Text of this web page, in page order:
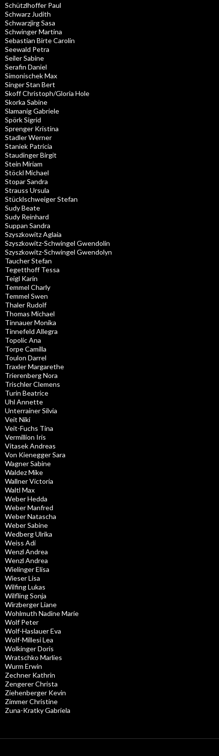
Schützlhoffer Paul
Schwarz Judith
Schwarzjirg Sasa
Schwinger Martina
Sebastian Birte Carolin
Seewald Petra
Seiler Sabine
Serafin Daniel
Simonischek Max
Singer Stan Bert
Skoff Christoph/Gloria Hole
Skorka Sabine
Slamanig Gabriele
Spörk Sigrid
Sprenger Kristina
Stadler Werner
Staniek Patricia
Staudinger Birgit
Stein Miriam
Stöckl Michael
Stopar Sandra
Strauss Ursula
Stücklschweiger Stefan
Sudy Beate
Sudy Reinhard
Suppan Sandra
Szyszkowitz Aglaia
Szyszkowitz-Schwingel Gwendolin
Szyszkowitz-Schwingel Gwendolyn
Taucher Stefan
Tegetthoff Tessa
Teigl Karin
Temmel Charly
Temmel Swen
Thaler Rudolf
Thomas Michael
Tinnauer Monika
Tinnefeld Allegra
Topolic Ana
Torpe Camilla
Toulon Darrel
Traxler Margarethe
Trierenberg Nora
Trischler Clemens
Turin Beatrice
Uhl Annette
Unterrainer Silvia
Veit Niki
Veit-Fuchs Tina
Vermillion Iris
Vitasek Andreas
Von Kienegger Sara
Wagner Sabine
Waldez Mike
Wallner Victoria
Waltl Max
Weber Hedda
Weber Manfred
Weber Natascha
Weber Sabine
Wedberg Ulrika
Weiss Adi
Wenzl Andrea
Wenzl Andrea
Wielinger Elisa
Wieser Lisa
Wilfing Lukas
Wilfling Sonja
Wirzberger Liane
Wohlmuth Nadine Marie
Wolf Peter
Wolf-Haslauer Eva
Wolf-Millesi Lea
Wolkinger Doris
Wratschko Marlies
Wurm Erwin
Zechner Kathrin
Zengerer Christa
Ziehenberger Kevin
Zimmer Christine
Zuna-Kratky Gabriela